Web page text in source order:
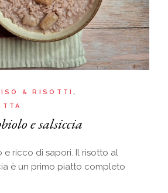
& RISOTTI
e salsiccia
e ricco di sapori. Il risotto al
è un primo piatto completo